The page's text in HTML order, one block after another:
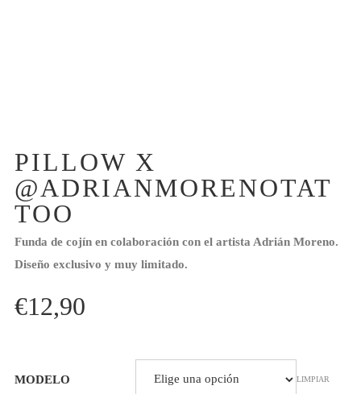
PILLOW X
@ADRIANMORENOTAT
TOO
Funda de cojín en colaboración con el artista Adrián Moreno.
Diseño exclusivo y muy limitado.
€12,90
MODELO LIMPIAR